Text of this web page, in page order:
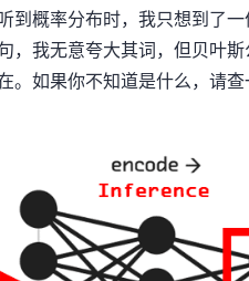
到概率分布时，我只想到了
，我无意夸大其词，但贝叶
。如果你不知道是什么，请